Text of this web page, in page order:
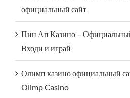
официальный сайт
Пин Ап Казино –
Входи и играй
Олимп казино официальный
Olimp Casino